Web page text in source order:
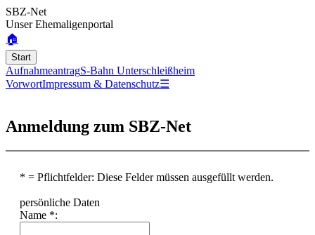
SBZ-Net
Unser Ehemaligenportal
🏠
Start
AufnahmeantragS-Bahn Unterschleißheim
VorwortImpressum & Datenschutz☰
Anmeldung zum SBZ-Net
* = Pflichtfelder: Diese Felder müssen ausgefüllt werden.
persönliche Daten
Name *: